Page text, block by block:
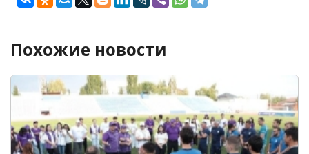
Похожие новости